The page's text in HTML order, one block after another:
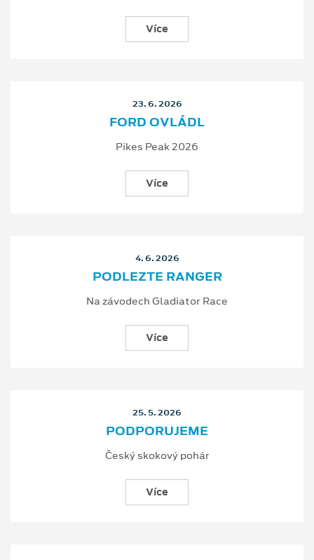
Více
23. 6. 2026
FORD OVLÁDL
Pikes Peak 2026
Více
4. 6. 2026
PODLEZTE RANGER
Na závodech Gladiator Race
Více
25. 5. 2026
PODPORUJEME
Český skokový pohár
Více